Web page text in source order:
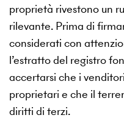
proprietà rivestono un
rilevante. Prima di
considerati con
l’estratto del registro
accertarsi che i
proprietari e che il
diritti di terzi.